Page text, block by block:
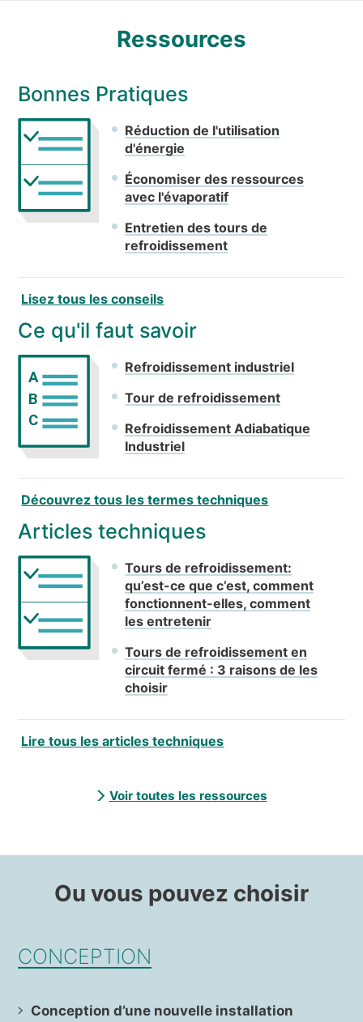
Ressources
Bonnes Pratiques
Réduction de l'utilisation
d'énergie
Économiser des ressources
avec l'évaporatif
Entretien des tours de
refroidissement
Lisez tous les conseils
Ce qu'il faut savoir
A
B
C
Refroidissement industriel
Tour de refroidissement
Refroidissement Adiabatique
Industriel
Découvrez tous les termes techniques
Articles techniques
Tours de refroidissement:
qu’est-ce que c’est, comment
fonctionnent-elles, comment
les entretenir
Tours de refroidissement en
circuit fermé : 3 raisons de les
choisir
Lire tous les articles techniques
Voir toutes les ressources
Ou vous pouvez choisir
CONCEPTION
Conception d’une nouvelle installation